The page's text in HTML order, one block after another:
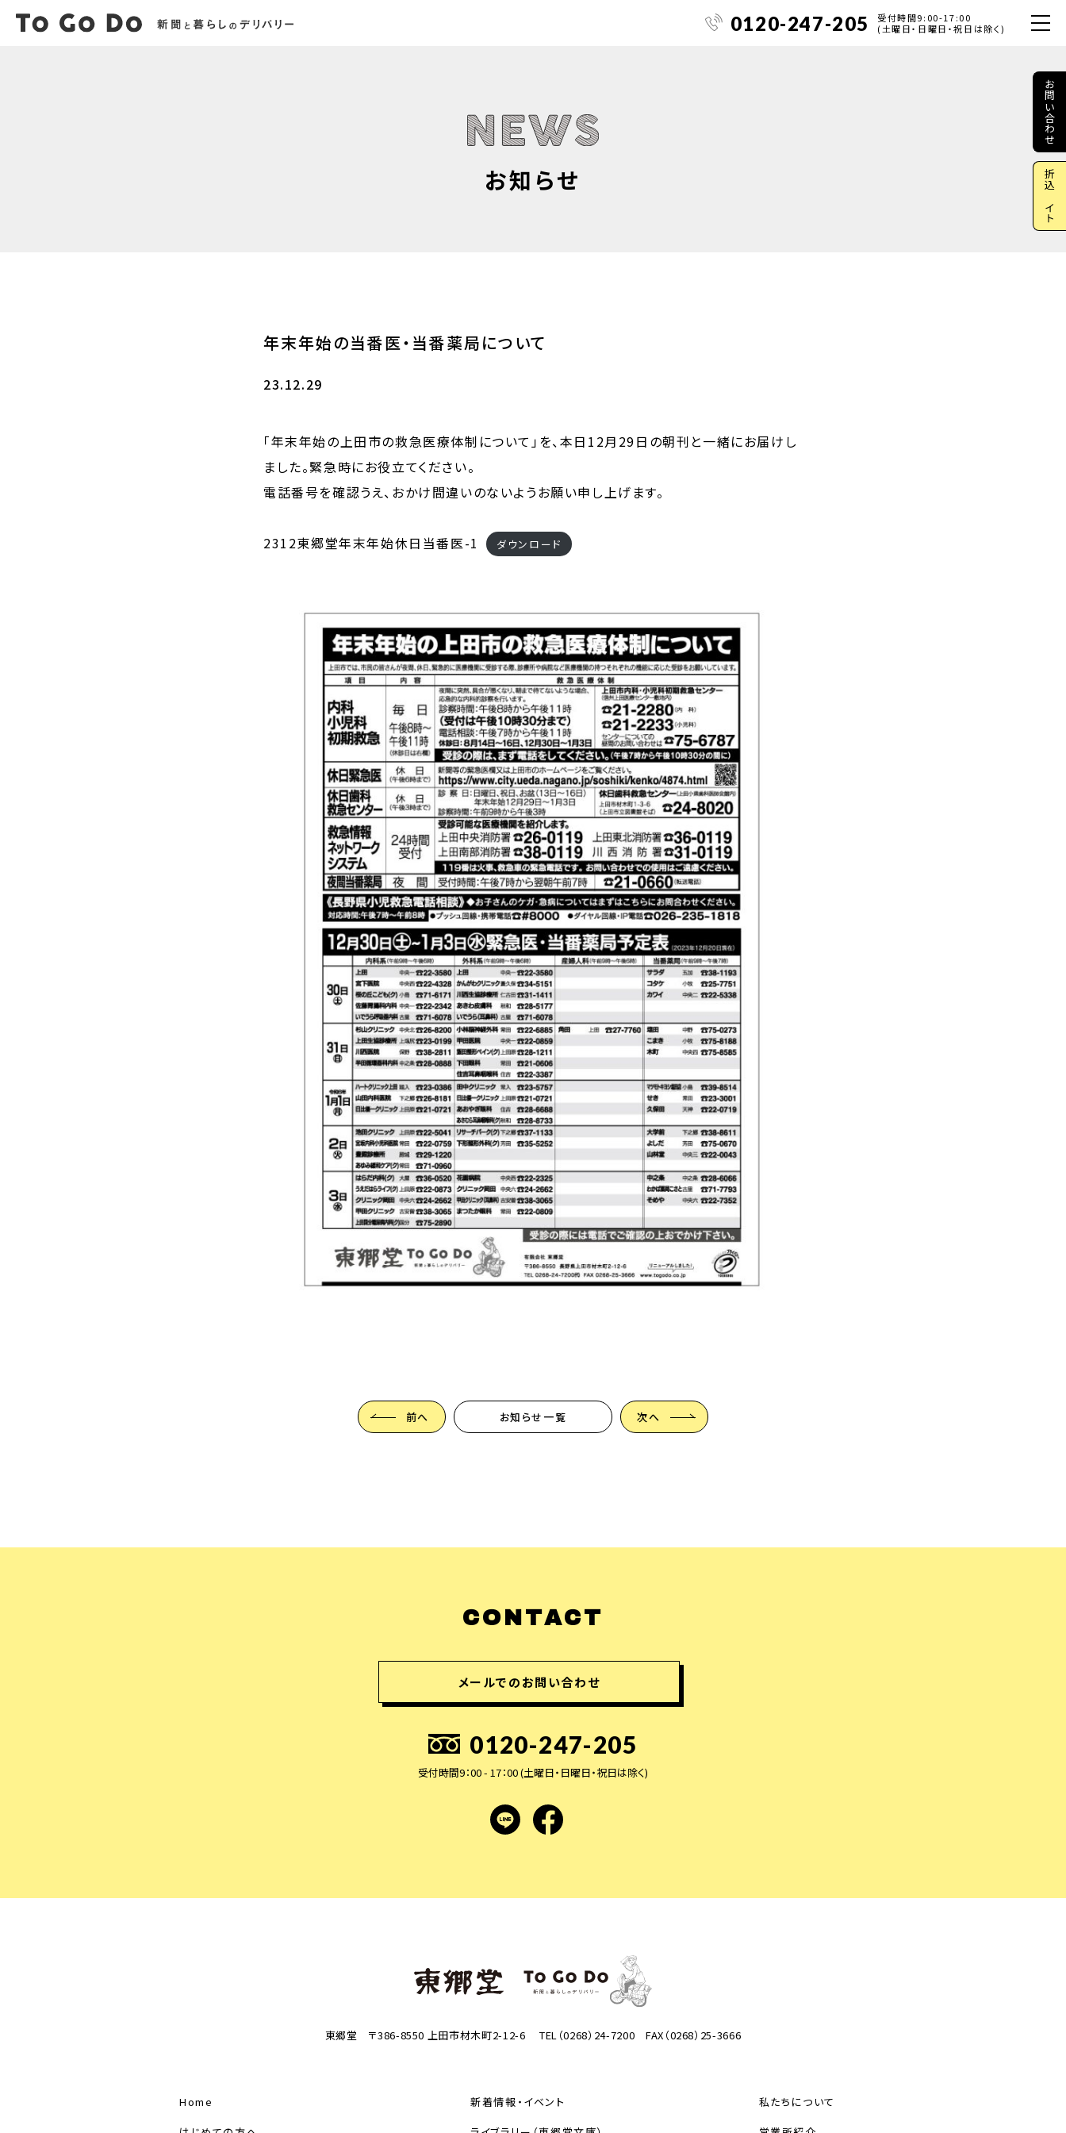
0120-247-205
受付時間9:00-17:00
(土曜日・日曜日・祝日は除く)
お知らせ
年末年始の当番医・当番薬局について
23.12.29
「年末年始の上田市の救急医療体制について」を、本日12月29日の朝刊と一緒にお届けし
ました。緊急時にお役立てください。
電話番号を確認うえ、おかけ間違いのないようお願い申し上げます。
2312東郷堂年末年始休日当番医-1 ダウンロード
前へ お知らせ一覧 次へ
CONTACT
メールでのお問い合わせ
0120-247-205
受付時間9：00 - 17：00 (土曜日・日曜日・祝日は除く)
LINEfacebook
お問い合わせ
折込サイト
東郷堂 〒386-8550 上田市材木町2-12-6 TEL（0268）24-7200 FAX（0268）25-3666
Home
新着情報・イベント
私たちについて